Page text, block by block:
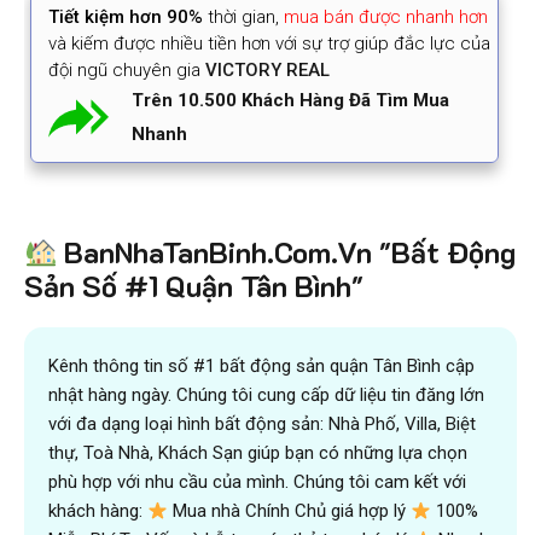
Tiết kiệm hơn 90% thời gian, mua bán được nhanh hơn
và kiếm được nhiều tiền hơn với sự trợ giúp đắc lực của
đội ngũ chuyên gia VICTORY REAL
Trên 10.500 Khách Hàng Đã Tìm Mua
Nhanh
BanNhaTanBinh.Com.Vn "Bất Động
Sản Số #1 Quận Tân Bình"
Kênh thông tin số #1 bất động sản quận Tân Bình cập
nhật hàng ngày. Chúng tôi cung cấp dữ liệu tin đăng lớn
với đa dạng loại hình bất động sản: Nhà Phố, Villa, Biệt
thự, Toà Nhà, Khách Sạn giúp bạn có những lựa chọn
phù hợp với nhu cầu của mình. Chúng tôi cam kết với
khách hàng:
Mua nhà Chính Chủ giá hợp lý
100%